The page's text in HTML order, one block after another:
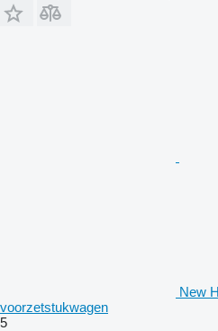
New
voorzetstukwagen
5